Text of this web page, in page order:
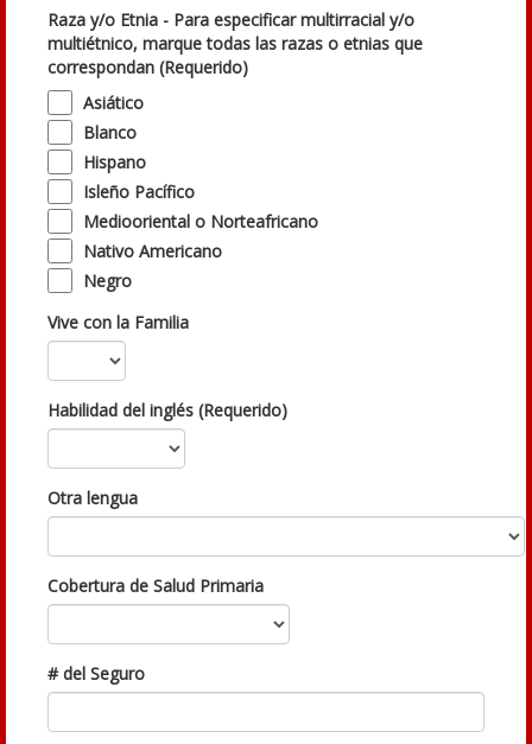
Raza y/o Etnia - Para especificar multirracial y/o
multiétnico, marque todas las razas o etnias que
correspondan (Requerido)
Asiático
Blanco
Hispano
Isleño Pacífico
Mediooriental o Norteafricano
Nativo Americano
Negro
Vive con la Familia
Habilidad del inglés (Requerido)
Otra lengua
Cobertura de Salud Primaria
# del Seguro